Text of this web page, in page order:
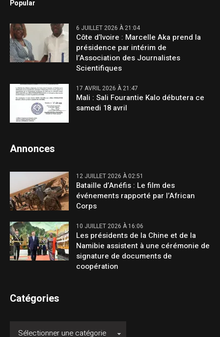
Popular
6 JUILLET 2026 À 21:04
Côte d’Ivoire : Marcelle Aka prend la
présidence par intérim de
l’Association des Journalistes
Scientifiques
17 AVRIL 2026 À 21:47
Mali : Sali Fourantie Kalo débutera ce
samedi 18 avril
Annonces
12 JUILLET 2026 À 02:51
Bataille d’Anéfis : Le film des
événements rapporté par l’African
Corps
10 JUILLET 2026 À 16:06
Les présidents de la Chine et de la
Namibie assistent à une cérémonie de
signature de documents de
coopération
Catégories